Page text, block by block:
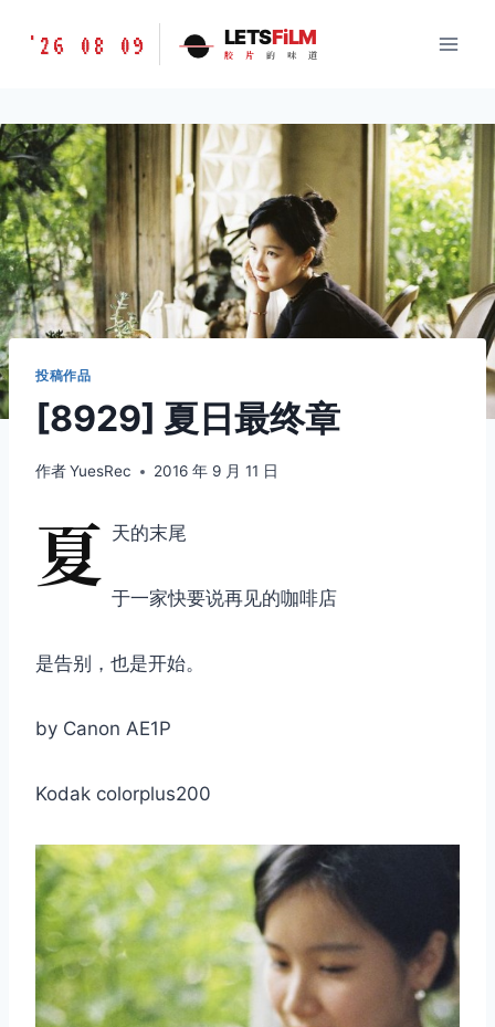
胶
味
道
LETSFILM
'26 08 09 LETSFiLM
胶 片 的 味 道
投稿作品
[8929] 夏日最终章
作者YuesRec 2016 年 9 月 11 日
夏 天的末尾
于一家快要说再见的咖啡店
是告别，也是开始。
by Canon AE1P
Kodak colorplus200